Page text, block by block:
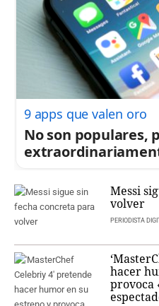
9 apps que valen oro
No son populares,
Messi
volver
PERIODISTA
hacer
provoca